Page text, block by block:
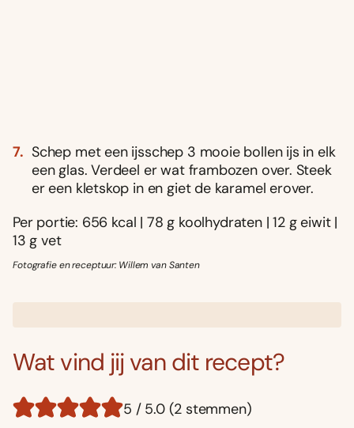
Schep met een ijsschep 3 mooie bollen ijs in elk
een glas. Verdeel er wat frambozen over. Steek
er een kletskop in en giet de karamel erover.
Per portie: 656 kcal | 78 g koolhydraten | 12 g eiwit |
13 g vet
Fotografie en receptuur: Willem van Santen
Wat vind jij van dit recept?
5 / 5.0 (2 stemmen)